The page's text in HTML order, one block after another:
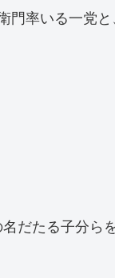
門率いる一党
だたる子分ら